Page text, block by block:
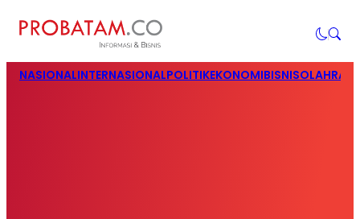
NASIONALINTERNASIONALPOLITIKEKONOMIBISNIS